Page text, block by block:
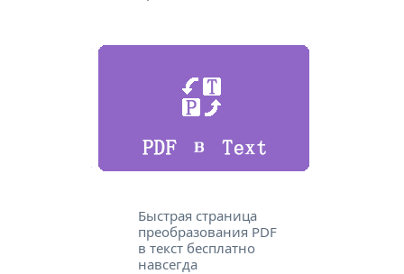
Быстрая страница
преобразования PDF
в текст бесплатно
навсегда